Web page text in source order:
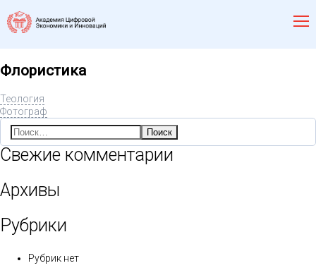
Флористика
Теология
Фотограф
Найти:
Свежие комментарии
Архивы
Рубрики
Рубрик нет